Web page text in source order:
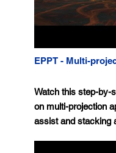
EPPT - Multi-
Watch this step-by-
on multi-projection
assist and stacking